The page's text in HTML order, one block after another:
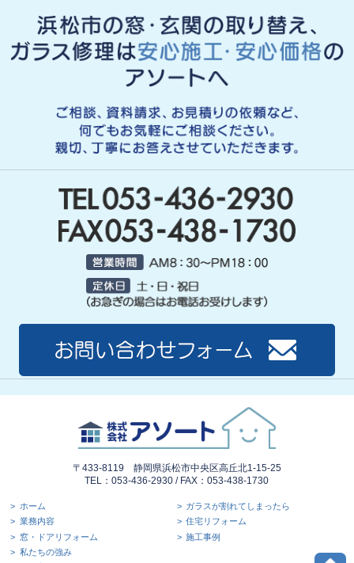
〒433-8119 静岡県浜松市中央区高丘北1-15-25
TEL：053-436-2930 / FAX：053-438-1730
ホーム
業務内容
窓・ドアリフォーム
ガラスが割れてしまったら
住宅リフォーム
施工事例
私たちの強み